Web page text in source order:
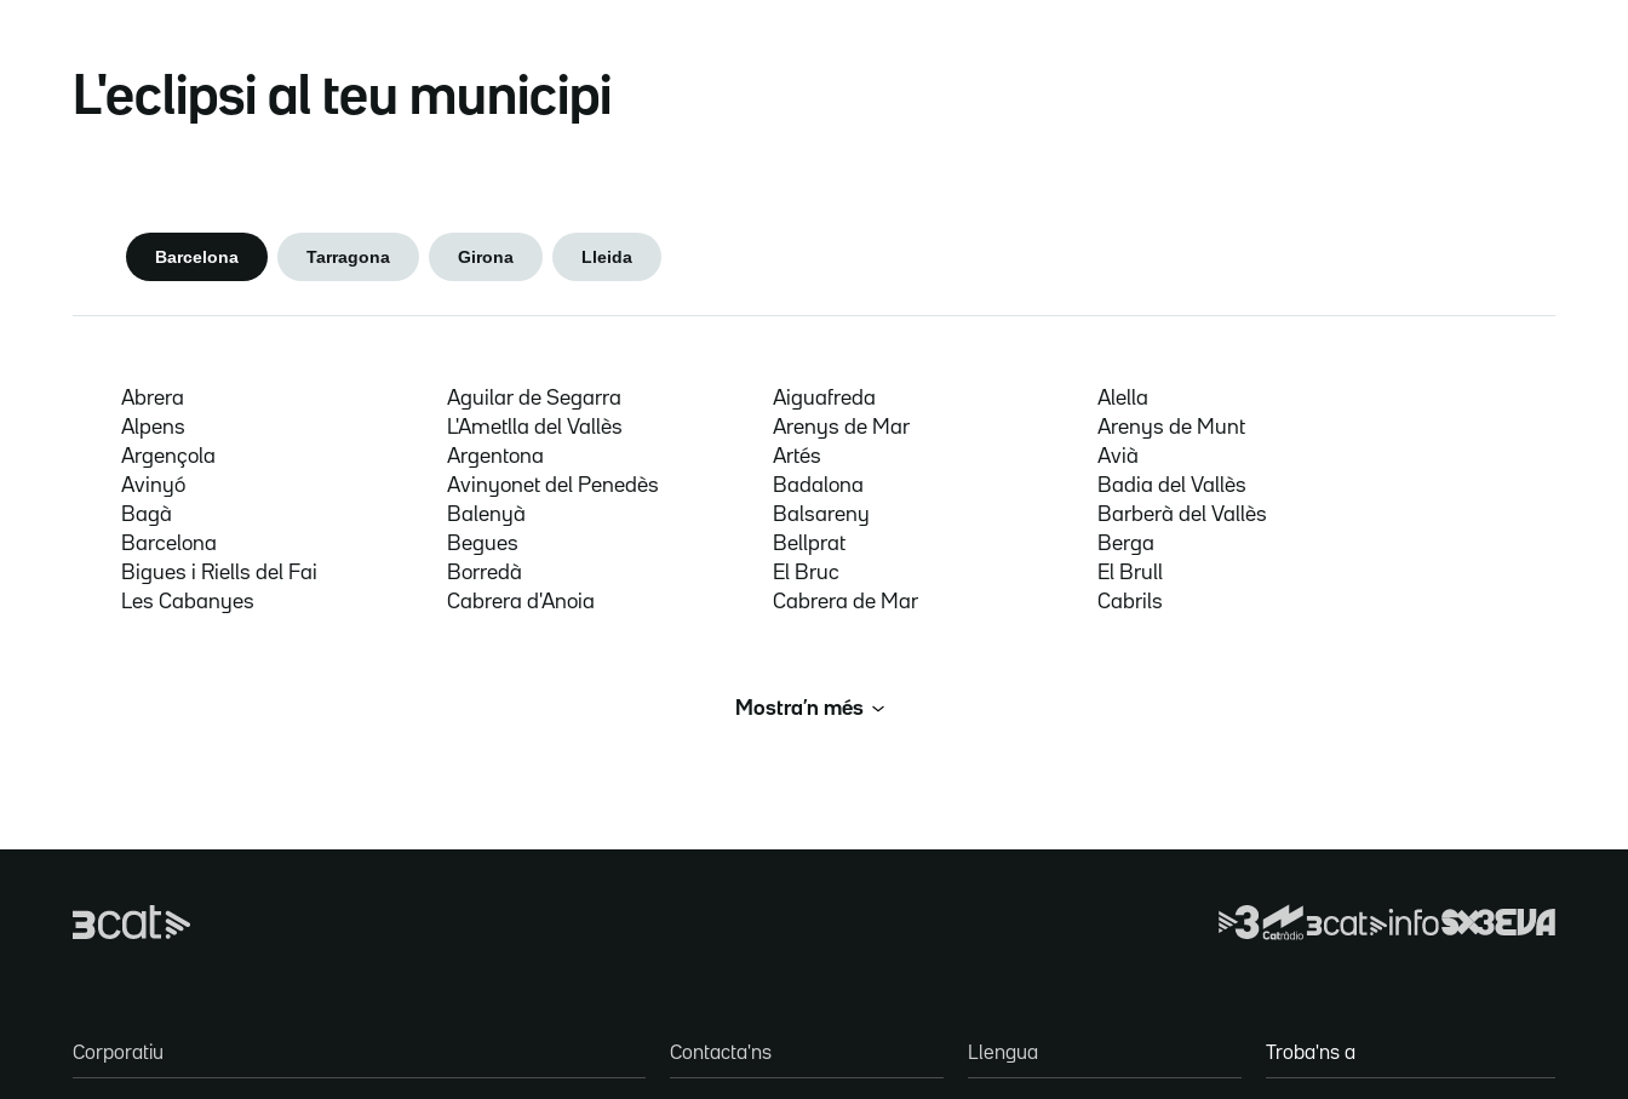
L'eclipsi al teu municipi
Barcelona Tarragona Girona Lleida
Abrera Aguilar de Segarra Aiguafreda
Alella
Alpens
L'Ametlla del Vallès Arenys de Mar
Arenys de Munt
Argençola
Argentona Artés
Avià
Avinyó
Avinyonet del Penedès Badalona
Badia del Vallès
Bagà
Balenyà Balsareny
Barberà del Vallès
Barcelona
Begues Bellprat
Berga
Bigues i Riells del Fai
Borredà El Bruc
El Brull
Les Cabanyes
Cabrera d'Anoia Cabrera de Mar Cabrils
Mostra’n més
Corporatiu Contacta'ns Llengua Troba'ns a